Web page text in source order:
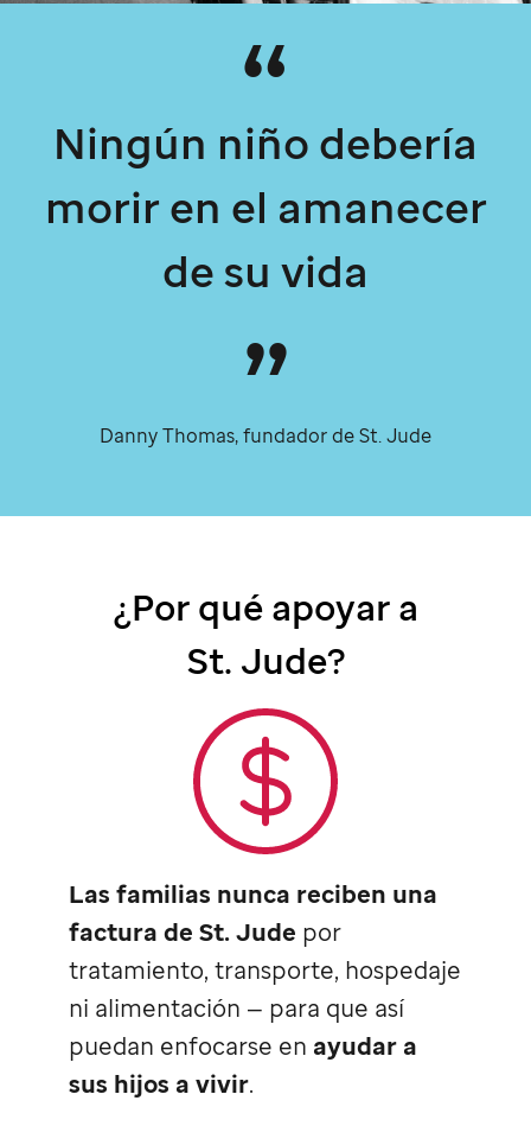
Ningún niño debería
morir en el amanecer
de su vida
Danny Thomas, fundador deSt. Jude
¿Por qué apoyar a
St. Jude?
Las familias nunca reciben una
factura deSt. Jude por
tratamiento, transporte, hospedaje
ni alimentación — para que así
puedan enfocarse en ayudar a
sus hijos a vivir.